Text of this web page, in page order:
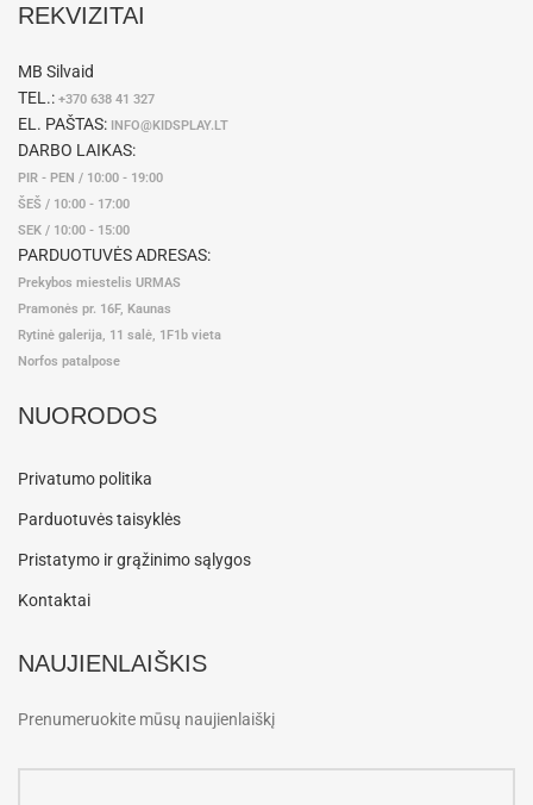
REKVIZITAI
MB Silvaid
TEL.: +370 638 41 327
EL. PAŠTAS: INFO@KIDSPLAY.LT
DARBO LAIKAS:
PIR - PEN / 10:00 - 19:00
ŠEŠ / 10:00 - 17:00
SEK / 10:00 - 15:00
PARDUOTUVĖS ADRESAS:
Prekybos miestelis URMAS
Pramonės pr. 16F, Kaunas
Rytinė galerija, 11 salė, 1F1b vieta
Norfos patalpose
NUORODOS
Privatumo politika
Parduotuvės taisyklės
Pristatymo ir grąžinimo sąlygos
Kontaktai
NAUJIENLAIŠKIS
Prenumeruokite mūsų naujienlaiškį